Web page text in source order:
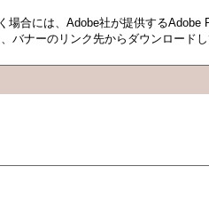
場合には、Adobe社が提供するAdobe
バナーのリンク先からダウンロードし